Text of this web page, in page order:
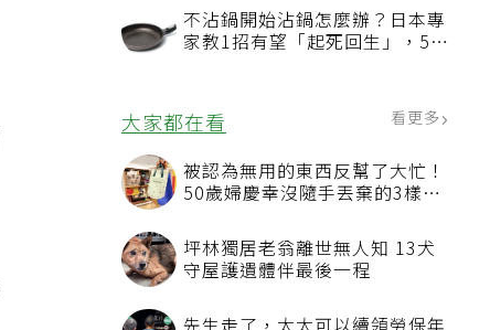
不沾鍋開始沾鍋怎麼辦？日本專
家教1招有望「起死回生」，5情
大家都在看
被認為無用的東西反幫了大忙！
50歲婦慶幸沒隨手丟棄的3樣物
坪林獨居老翁離世無人知 13犬
守屋護遺體伴最後一程